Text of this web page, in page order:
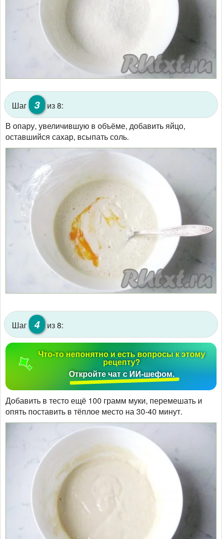
Шаг 3
из 8:
В опару, увеличившую в объёме, добавить яйцо,
оставшийся сахар, всыпать соль.
Шаг 4 из 8:
Что-то непонятно и есть вопросы к этому
рецепту?
Откройте чат с ИИ-шефом.
Добавить в тесто ещё 100 грамм муки, перемешать и
опять поставить в тёплое место на 30-40 минут.